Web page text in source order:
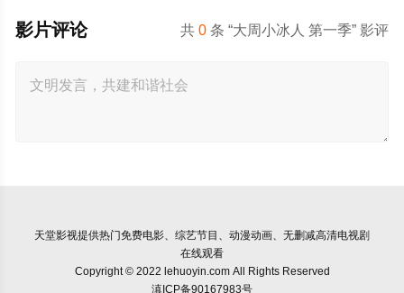
共0 条 “大周小冰人 第一季” 影评
影片评论
天堂影视提供热门免费电影、综艺节目、动漫动画、无删减高清电视剧
在线观看
Copyright © 2022 lehuoyin.com All Rights Reserved
滇ICP备90167983号